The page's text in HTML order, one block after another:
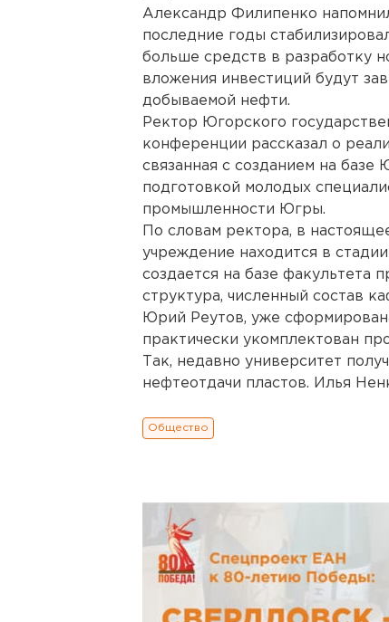
Александр Филипенко
последние годы
больше средств в разработку
вложения инвестиций будут
добываемой нефти.
Ректор Югорского
конференции рассказал о
связанная с созданием на базе
подготовкой молодых
промышленности Югры.
По словам ректора, в
учреждение находится в
создается на базе факультета
структура, численный состав
Юрий Реутов, уже
практически укомплектован
Так, недавно университет
нефтеотдачи пластов. Илья
Общество